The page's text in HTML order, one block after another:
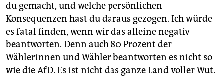
du gemacht, und welche persönlichen
Konsequenzen hast du daraus gezogen. Ich würde
es fatal finden, wenn wir das alleine negativ
beantworten. Denn auch 80 Prozent der
Wählerinnen und Wähler beantworten es nicht so
wie die AfD. Es ist nicht das ganze Land voller Wut.